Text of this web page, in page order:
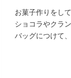
お菓子作りをし
ショコラやクラ
バッグにつけて